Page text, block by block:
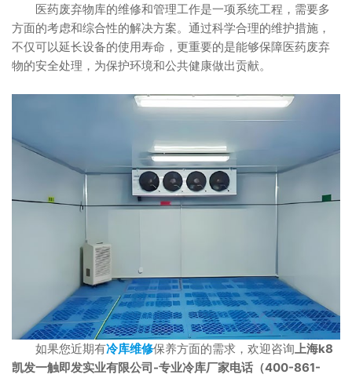
医药废弃物库的维修和管理工作是一项系统工程，需要多
方面的考虑和综合性的解决方案。通过科学合理的维护措施，
不仅可以延长设备的使用寿命，更重要的是能够保障医药废弃
物的安全处理，为保护环境和公共健康做出贡献。
如果您近期有冷库维修保养方面的需求，欢迎咨询上海k8
凯发一触即发实业有限公司-专业冷库厂家电话（400-861-